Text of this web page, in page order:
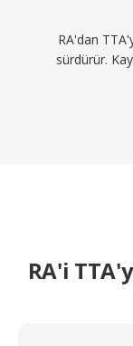
RA'dan
sürdürür.
RA'i